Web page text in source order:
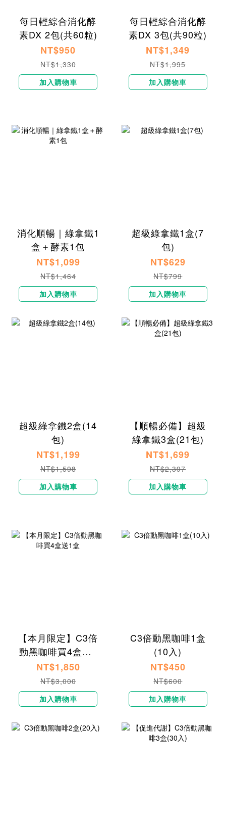
每日輕綜合消化酵
素DX 2包(共60粒)
NT$950
NT$1,330
加入購物車
每日輕綜合消化酵
素DX 3包(共90粒)
NT$1,349
NT$1,995
加入購物車
消化順暢｜綠拿鐵1
盒＋酵素1包
NT$1,099
NT$1,464
加入購物車
超級綠拿鐵1盒(7
包)
NT$629
NT$799
加入購物車
超級綠拿鐵2盒(14
包)
NT$1,199
NT$1,598
加入購物車
【順暢必備】超級
綠拿鐵3盒(21包)
NT$1,699
NT$2,397
加入購物車
【本月限定】C3倍
動黑咖啡買4盒送1
盒
NT$1,850
NT$3,000
加入購物車
C3倍動黑咖啡1盒
(10入)
NT$450
NT$600
加入購物車